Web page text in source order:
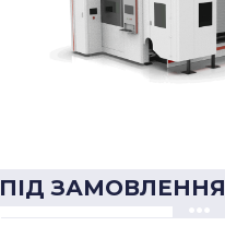
ПІД ЗАМОВЛЕННЯ